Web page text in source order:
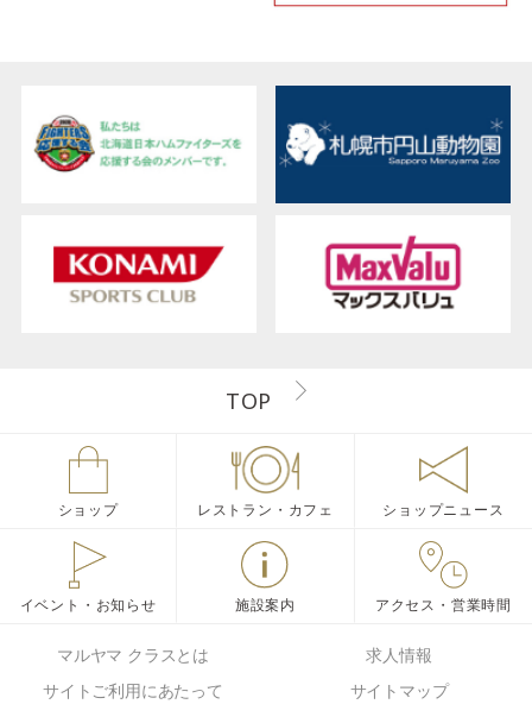
TOP
ショップ レストラン・カフェ ショップニュース
イベント・お知らせ 施設案内 アクセス・営業時間
マルヤマ クラスとは
求人情報
サイトご利用にあたって
サイトマップ